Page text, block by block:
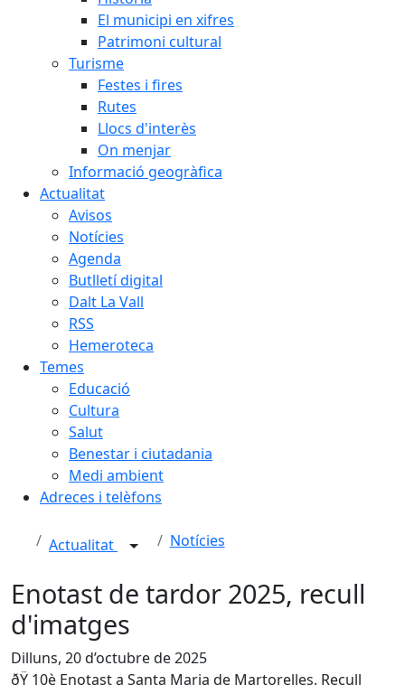
El municipi en xifres
Patrimoni cultural
Turisme
Festes i fires
Rutes
Llocs d'interès
On menjar
Informació geogràfica
Actualitat
Avisos
Notícies
Agenda
Butlletí digital
Dalt La Vall
RSS
Hemeroteca
Temes
Educació
Cultura
Salut
Benestar i ciutadania
Medi ambient
Adreces i telèfons
Actualitat Notícies
Enotast de tardor 2025, recull
d'imatges
Dilluns, 20 d’octubre de 2025
ðŸ 10è Enotast a Santa Maria de Martorelles. Recull